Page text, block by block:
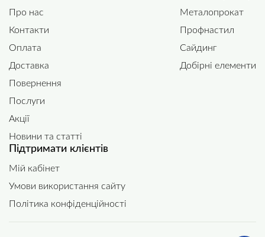
Про нас
Контакти
Оплата
Доставка
Повернення
Послуги
Акції
Новини та статті
Металопрокат
Профнастил
Сайдинг
Добірні елементи
Підтримати клієнтів
Мій кабінет
Умови використання сайту
Політика конфіденційності